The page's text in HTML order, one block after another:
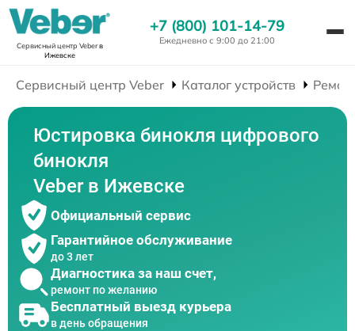
Сервисный центр Veberв
Ижевске
+7 (800) 101-14-79
Ежедневно с 9:00 до 21:00
Сервисный центр Veber Каталог устройств
Юстировка бинокля цифрового
бинокля
Veber в Ижевске
Официальный сервис
Гарантийное обслуживание
до 3 лет
Диагностика за наш счет,
ремонт по желанию
Бесплатный выезд курьера
в день обращения